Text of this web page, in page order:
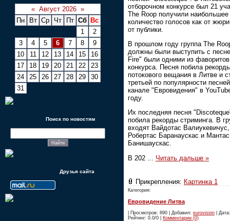
« Август 2026 »
Пн
Вт Ср Чт Пт Сб
Вс
1
2
3
4 5 6 7 8
9
10
11 12 13 14 15
16
17
18 19 20 21 22
23
24
25 26 27 28 29
30
31
Поиск по новостям
Друзья сайта
отборочном конкурсе был 21
The Roop получили наибольшее
количество голосов как от
от публики.
В прошлом году группа The
должны были выступить с
Fire" были одними из фаворитов
конкурса. Песня побила
потокового вещания в Литве и
третьей по популярности
канале "Евровидения" в
году.
Их последняя песня
побила рекорды стриминга. В
входят Вайдотас Валиукевичус,
Робертас Баранаускас и Мантас
Банишаускас.
В 202
Читать дальше »
Прикрепления: Картинка 1
Категория:
Евровидение Литва
| Просмотров: 890 | Добавил: eurovision |
Рейтинг: 0.0/0 | Комментарии (0)